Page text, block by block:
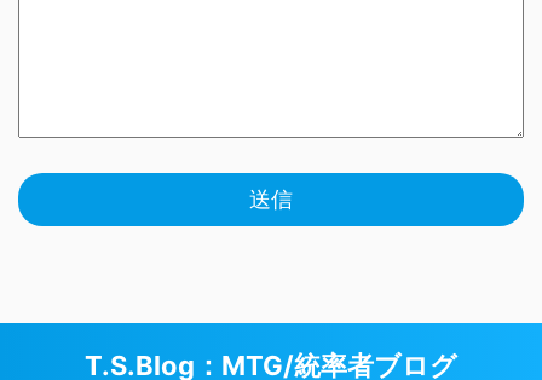
T.S.Blog：MTG/統率者ブログ